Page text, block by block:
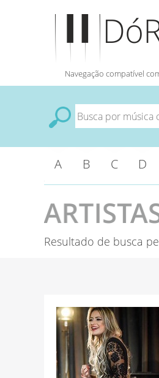
Navegação compatível
A B C D
Resultado de busca